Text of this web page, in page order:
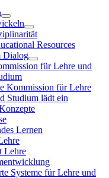
Resources
Dialog
für Lehre und
Kommission für Lehre
Studium lädt ein
Lernen
Lehre
Systeme für Lehre und